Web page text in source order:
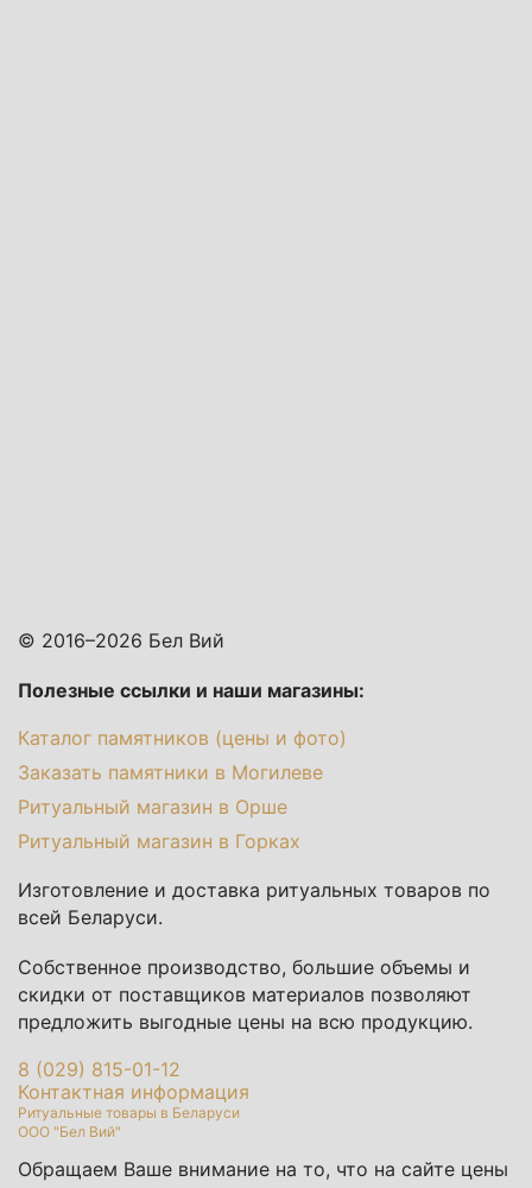
© 2016–2026 Бел Вий
Полезные ссылки и наши магазины:
Каталог памятников (цены и фото)
Заказать памятники в Могилеве
Ритуальный магазин в Орше
Ритуальный магазин в Горках
Изготовление и доставка ритуальных товаров по
всей Беларуси.
Собственное производство, большие объемы и
скидки от поставщиков материалов позволяют
предложить выгодные цены на всю продукцию.
8 (029) 815-01-12
Контактная информация
Ритуальные товары в Беларуси
ООО "Бел Вий"
Обращаем Ваше внимание на то, что на сайте цены